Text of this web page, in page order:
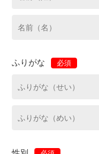
ふりがな 必須